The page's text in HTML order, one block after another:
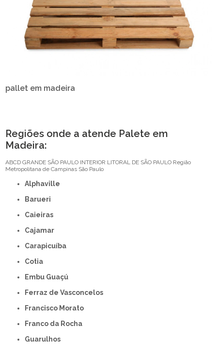
pallet em madeira
Regiões onde a atende Palete em
Madeira:
ABCD GRANDE SÃO PAULO INTERIOR LITORAL DE SÃO PAULO Região
Metropolitana de Campinas São Paulo
Alphaville
Barueri
Caieiras
Cajamar
Carapicuíba
Cotia
Embu Guaçú
Ferraz de Vasconcelos
Francisco Morato
Franco da Rocha
Guarulhos